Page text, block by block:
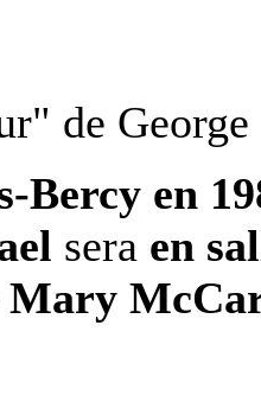
de
Bercy en
sera en
Mary